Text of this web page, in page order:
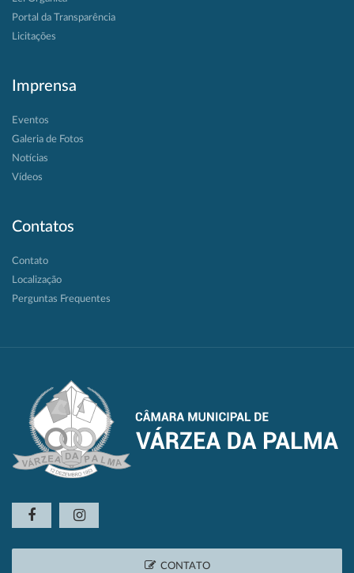
Portal da Transparência
Licitações
Imprensa
Eventos
Galeria de Fotos
Notícias
Vídeos
Contatos
Contato
Localização
Perguntas Frequentes
CONTATO